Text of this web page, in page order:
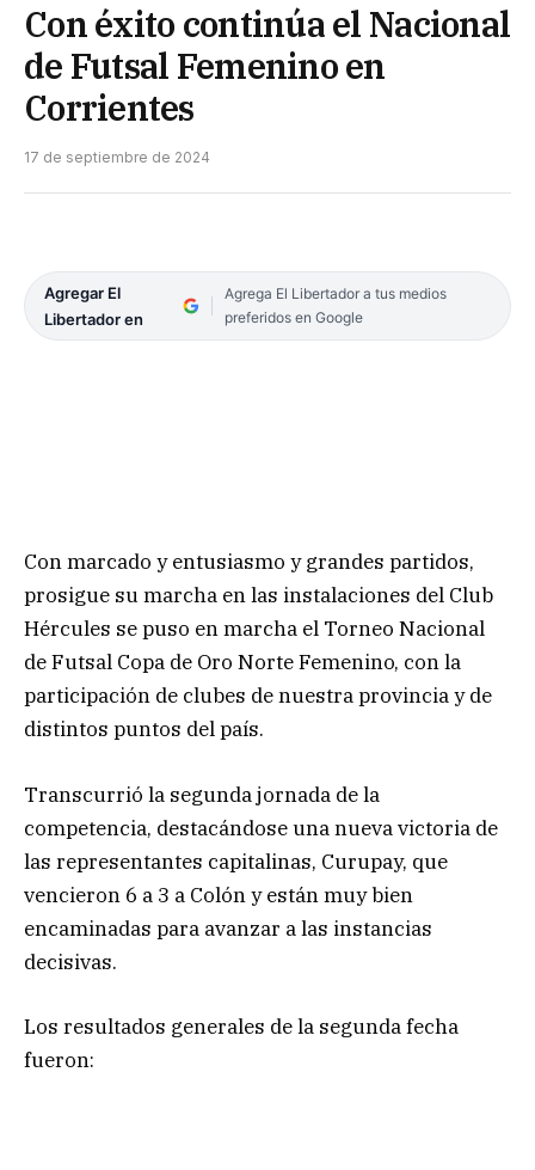
Con éxito continúa el Nacional
de Futsal Femenino en
Corrientes
17 de septiembre de 2024
Agregar El
Libertador en
Agrega El Libertador a tus medios
preferidos en Google
Con marcado y entusiasmo y grandes partidos,
prosigue su marcha en las instalaciones del Club
Hércules se puso en marcha el Torneo Nacional
de Futsal Copa de Oro Norte Femenino, con la
participación de clubes de nuestra provincia y de
distintos puntos del país.
Transcurrió la segunda jornada de la
competencia, destacándose una nueva victoria de
las representantes capitalinas, Curupay, que
vencieron 6 a 3 a Colón y están muy bien
encaminadas para avanzar a las instancias
decisivas.
Los resultados generales de la segunda fecha
fueron: